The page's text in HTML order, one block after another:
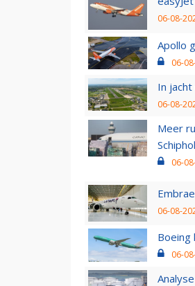
06-08-
Apollo
06-
In
06-08-
Meer
Schiphol
06-
06-08-
06-